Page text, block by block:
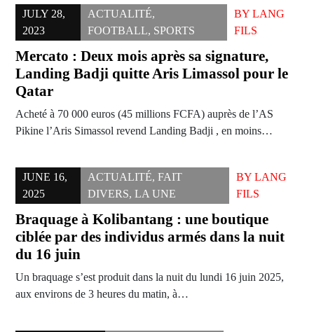
JULY 28,
2023
ACTUALITÉ,
FOOTBALL, SPORTS
BYLANG
FILS
Mercato : Deux mois après sa signature,
Landing Badji quitte Aris Limassol pour le
Qatar
Acheté à 70 000 euros (45 millions FCFA) auprès de l’AS
Pikine l’Aris Simassol revend Landing Badji , en moins…
JUNE 16,
2025
ACTUALITÉ, FAIT
DIVERS, LA UNE
BY LANG
FILS
Braquage à Kolibantang : une boutique
ciblée par des individus armés dans la nuit
du 16 juin
Un braquage s’est produit dans la nuit du lundi 16 juin 2025,
aux environs de 3 heures du matin, à…